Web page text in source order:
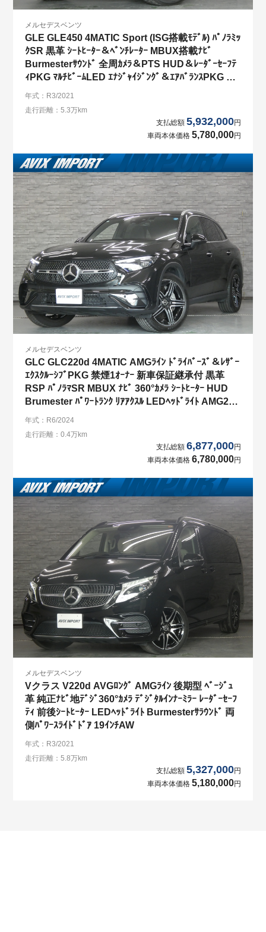
メルセデスベンツ
GLE GLE450 4MATIC Sport (ISG搭載ﾓﾃﾞﾙ) ﾊﾟﾉﾗﾐｯ
ｸSR 黒革 ｼｰﾄﾋｰﾀｰ＆ﾍﾞﾝﾁﾚｰﾀｰ MBUX搭載ﾅﾋﾞ
Burmesterｻｳﾝﾄﾞ 全周ｶﾒﾗ＆PTS HUD＆ﾚｰﾀﾞｰｾｰﾌﾃ
ｨPKG ﾏﾙﾁﾋﾞｰﾑLED ｴﾅｼﾞｬｲｼﾞﾝｸﾞ＆ｴｱﾊﾞﾗﾝｽPKG 純
正20ｲﾝﾁAW 禁煙車
年式：R3/2021
走行距離：5.3万km
支払総額 5,932,000円
車両本体価格 5,780,000円
メルセデスベンツ
GLC GLC220d 4MATIC AMGﾗｲﾝ ﾄﾞﾗｲﾊﾞｰｽﾞ＆ﾚｻﾞｰ
ｴｸｽｸﾙｰｼﾌﾞPKG 禁煙1ｵｰﾅｰ 新車保証継承付 黒革
RSP ﾊﾟﾉﾗﾏSR MBUX ﾅﾋﾞ 360°ｶﾒﾗ ｼｰﾄﾋｰﾀｰ HUD
Brumester ﾊﾟﾜｰﾄﾗﾝｸ ﾘｱｱｸｽﾙ LEDﾍｯﾄﾞﾗｲﾄ AMG20ｲ
ﾝﾁAW 弊社買取直販!!
年式：R6/2024
走行距離：0.4万km
支払総額 6,877,000円
車両本体価格 6,780,000円
メルセデスベンツ
Vクラス V220d AVGﾛﾝｸﾞ AMGﾗｲﾝ 後期型 ﾍﾞｰｼﾞｭ
革 純正ﾅﾋﾞ地ﾃﾞｼﾞ360°ｶﾒﾗ ﾃﾞｼﾞﾀﾙｲﾝﾅｰﾐﾗｰ ﾚｰﾀﾞｰｾｰﾌ
ﾃｨ 前後ｼｰﾄﾋｰﾀｰ LEDﾍｯﾄﾞﾗｲﾄ Burmesterｻﾗｳﾝﾄﾞ 両
側ﾊﾟﾜｰｽﾗｲﾄﾞﾄﾞｱ 19ｲﾝﾁAW
年式：R3/2021
走行距離：5.8万km
支払総額 5,327,000円
車両本体価格 5,180,000円